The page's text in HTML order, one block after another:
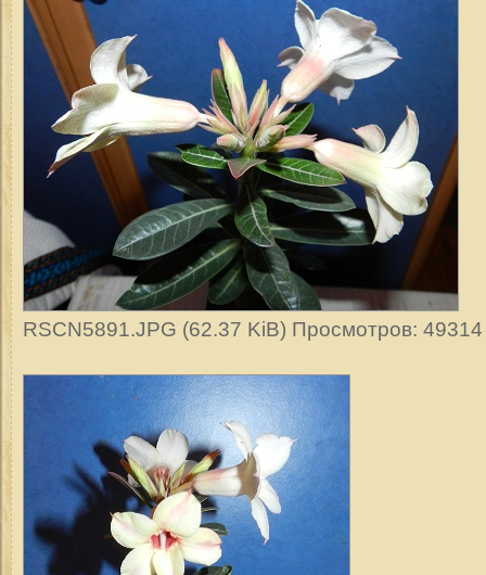
RSCN5891.JPG (62.37 KiB) Просмотров: 49314